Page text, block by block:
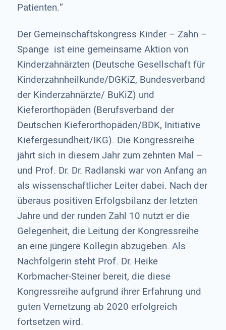
Patienten.“
Der Gemeinschaftskongress Kinder – Zahn –
Spange ist eine gemeinsame Aktion von
Kinderzahnärzten (Deutsche Gesellschaft für
Kinderzahnheilkunde/DGKiZ, Bundesverband
der Kinderzahnärzte/ BuKiZ) und
Kieferorthopäden (Berufsverband der
Deutschen Kieferorthopäden/BDK, Initiative
Kiefergesundheit/IKG). Die Kongressreihe
jährt sich in diesem Jahr zum zehnten Mal –
und Prof. Dr. Dr. Radlanski war von Anfang an
als wissen­schaftlicher Leiter dabei. Nach der
überaus positiven Erfolgsbilanz der letzten
Jahre und der runden Zahl 10 nutzt er die
Gelegenheit, die Leitung der Kongressreihe
an eine jüngere Kollegin abzugeben. Als
Nach­folgerin steht Prof. Dr. Heike
Korbmacher-Steiner bereit, die diese
Kongressreihe aufgrund ihrer Erfahrung und
guten Vernetzung ab 2020 erfolgreich
fortsetzen wird.